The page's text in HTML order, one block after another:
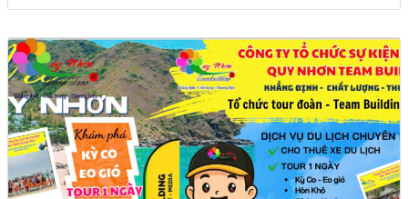
Tour Quy Nhơn 3 Đảo